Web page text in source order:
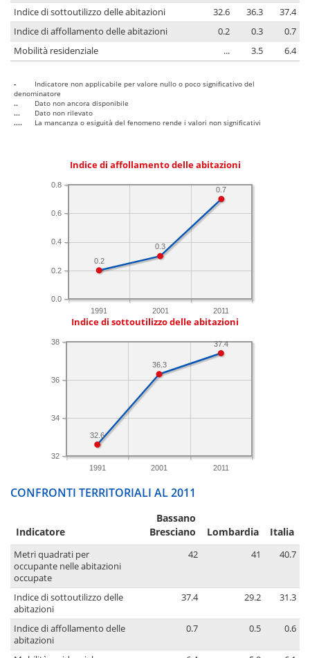
Indice di sottoutilizzo delle abitazioni 32.6 36.3
37.4
Indice di affollamento delle abitazioni
0.2 0.3
0.7
Mobilità residenziale
... 3.5 6.4
-
Indicatore non applicabile per valore nullo o poco significativo del
denominatore
..
Dato non ancora disponibile
...
Dato non rilevato
....
La mancanza o esiguità del fenomeno rende i valori non significativi
Indice di affollamento delle abitazioni
1991 2001 2011
0.0
0.2
0.4
0.6
0.8
0.7
0.3
0.2
Indice di sottoutilizzo delle abitazioni
1991 2001 2011
32
34
36
38 37.4
36.3
32.6
CONFRONTI TERRITORIALI AL 2011
Indicatore
Bassano
Bresciano
Lombardia Italia
Metri quadrati per
occupante nelle abitazioni
occupate
42 41 40.7
Indice di sottoutilizzo delle
abitazioni
37.4 29.2 31.3
Indice di affollamento delle
abitazioni
0.7 0.5 0.6